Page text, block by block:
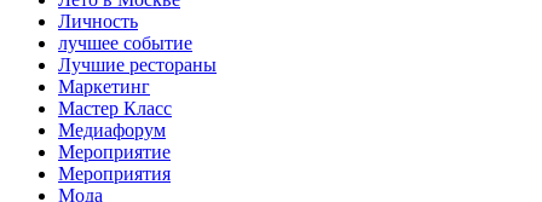
Личность
лучшее событие
Лучшие рестораны
Маркетинг
Мастер Класс
Медиафорум
Мероприятие
Мероприятия
Мода